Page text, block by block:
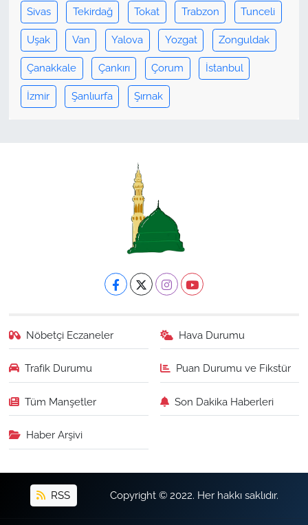
Sivas Tekirdağ Tokat Trabzon Tunceli
Uşak Van Yalova Yozgat Zonguldak
Çanakkale Çankırı Çorum İstanbul
İzmir Şanlıurfa Şırnak
Nöbetçi Eczaneler Hava Durumu
Trafik Durumu Puan Durumu ve Fikstür
Tüm Manşetler Son Dakika Haberleri
Haber Arşivi
RSS Copyright © 2022. Her hakkı saklıdır.